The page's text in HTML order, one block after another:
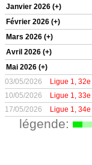
Janvier 2026 (+)
Février 2026 (+)
Mars 2026 (+)
Avril 2026 (+)
Mai 2026 (+)
03/05/2026 Ligue 1, 32e
10/05/2026
Ligue 1, 33e
17/05/2026
Ligue 1, 34e
légende: